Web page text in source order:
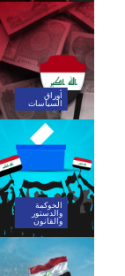
أوراق
السياسات
الحوكمة
والدستور
والقانون